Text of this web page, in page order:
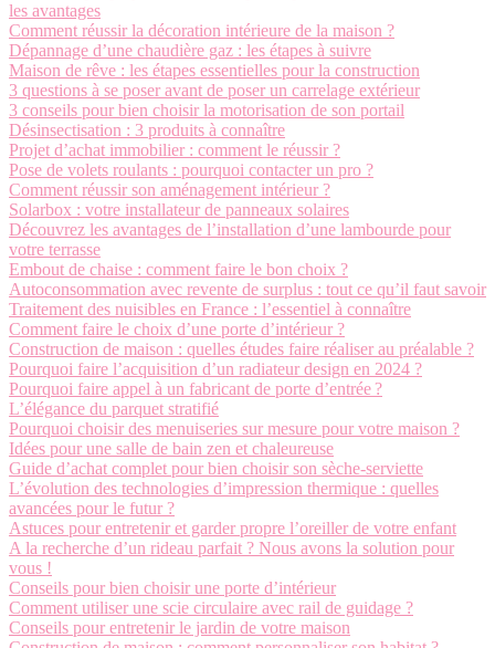
les avantages
Comment réussir la décoration intérieure de la maison ?
Dépannage d’une chaudière gaz : les étapes à suivre
Maison de rêve : les étapes essentielles pour la construction
3 questions à se poser avant de poser un carrelage extérieur
3 conseils pour bien choisir la motorisation de son portail
Désinsectisation : 3 produits à connaître
Projet d’achat immobilier : comment le réussir ?
Pose de volets roulants : pourquoi contacter un pro ?
Comment réussir son aménagement intérieur ?
Solarbox : votre installateur de panneaux solaires
Découvrez les avantages de l’installation d’une lambourde pour
votre terrasse
Embout de chaise : comment faire le bon choix ?
Autoconsommation avec revente de surplus : tout ce qu’il faut savoir
Traitement des nuisibles en France : l’essentiel à connaître
Comment faire le choix d’une porte d’intérieur ?
Construction de maison : quelles études faire réaliser au préalable ?
Pourquoi faire l’acquisition d’un radiateur design en 2024 ?
Pourquoi faire appel à un fabricant de porte d’entrée ?
L’élégance du parquet stratifié
Pourquoi choisir des menuiseries sur mesure pour votre maison ?
Idées pour une salle de bain zen et chaleureuse
Guide d’achat complet pour bien choisir son sèche-serviette
L’évolution des technologies d’impression thermique : quelles
avancées pour le futur ?
Astuces pour entretenir et garder propre l’oreiller de votre enfant
A la recherche d’un rideau parfait ? Nous avons la solution pour
vous !
Conseils pour bien choisir une porte d’intérieur
Comment utiliser une scie circulaire avec rail de guidage ?
Conseils pour entretenir le jardin de votre maison